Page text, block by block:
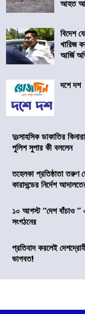
আহত
বিদেশ
খারিজ
আর্জি
দশে দশ
দুঃসাহসিক ডাকাতির
পুলিশ সুপার কী বললেন
তহেলকা প্রতিষ্ঠাতা তরুণ
কারাদন্ডের নির্দেশ
১০ আগস্ট “দেশ বাঁচাও ”
সংগঠনের
প্রতিবাদ করলেই
ভাগবত!